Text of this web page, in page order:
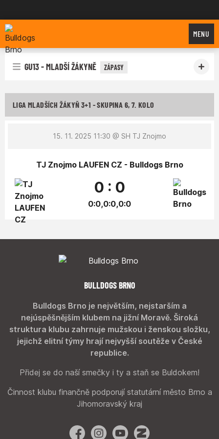
Bulldogs Brno
MENU
GU13 - MLADŠÍ ŽÁKYNĚ ZÁPASY
LIGA MLADŠÍCH ŽÁKYŇ 3+1 - SKUPINA 6, 7. KOLO
15. 11. 2025 11:30 @ SH TJ Znojmo
TJ Znojmo LAUFEN CZ - Bulldogs Brno
0 : 0
0:0,0:0,0:0
BULLDOGS BRNO
Bulldogs Brno je největším, nejstarším a
nejúspěšnějším klubem na jižní Moravě. Široká
struktura klubu zahrnuje mužskou i ženskou složku,
jejichž elitní týmy hrají nejvyšší soutěže v České
republice.
Přidej se do naší smečky i ty a staň se Buldokem!
Činnost klubu finančně podporují statutární město Brno a
Jihomoravský kraj